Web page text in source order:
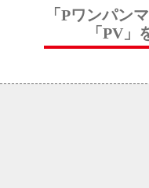
「Pワンパン
「PV」